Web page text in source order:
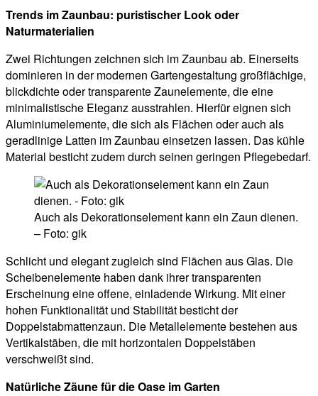
Trends im Zaunbau: puristischer Look oder
Naturmaterialien
Zwei Richtungen zeichnen sich im Zaunbau ab. Einerseits
dominieren in der modernen Gartengestaltung großflächige,
blickdichte oder transparente Zaunelemente, die eine
minimalistische Eleganz ausstrahlen. Hierfür eignen sich
Aluminiumelemente, die sich als Flächen oder auch als
geradlinige Latten im Zaunbau einsetzen lassen. Das kühle
Material besticht zudem durch seinen geringen Pflegebedarf.
Auch als Dekorationselement kann ein Zaun dienen.
– Foto: gik
Schlicht und elegant zugleich sind Flächen aus Glas. Die
Scheibenelemente haben dank ihrer transparenten
Erscheinung eine offene, einladende Wirkung. Mit einer
hohen Funktionalität und Stabilität besticht der
Doppelstabmattenzaun. Die Metallelemente bestehen aus
Vertikalstäben, die mit horizontalen Doppelstäben
verschweißt sind.
Natürliche Zäune für die Oase im Garten